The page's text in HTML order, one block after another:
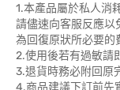
1.本產品屬於私人消
請儘速向客服反應以
為回復原狀所必要的
2.使用後若有過敏請
3.退貨時務必附回原
4.商品建議下訂前先